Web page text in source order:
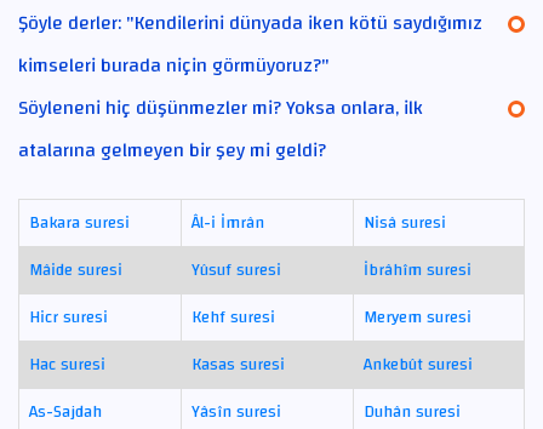
Şöyle derler: "Kendilerini dünyada iken kötü saydığımız
kimseleri burada niçin görmüyoruz?"
Söyleneni hiç düşünmezler mi? Yoksa onlara, ilk
atalarına gelmeyen bir şey mi geldi?
Bakara suresi Âl-i İmrân
Nisâ suresi
Mâide suresi
Yûsuf suresi
İbrâhîm suresi
Hicr suresi
Kehf suresi
Meryem suresi
Hac suresi
Kasas suresi
Ankebût suresi
As-Sajdah
Yâsîn suresi
Duhân suresi